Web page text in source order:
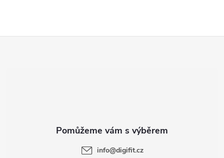
info@digifit.cz